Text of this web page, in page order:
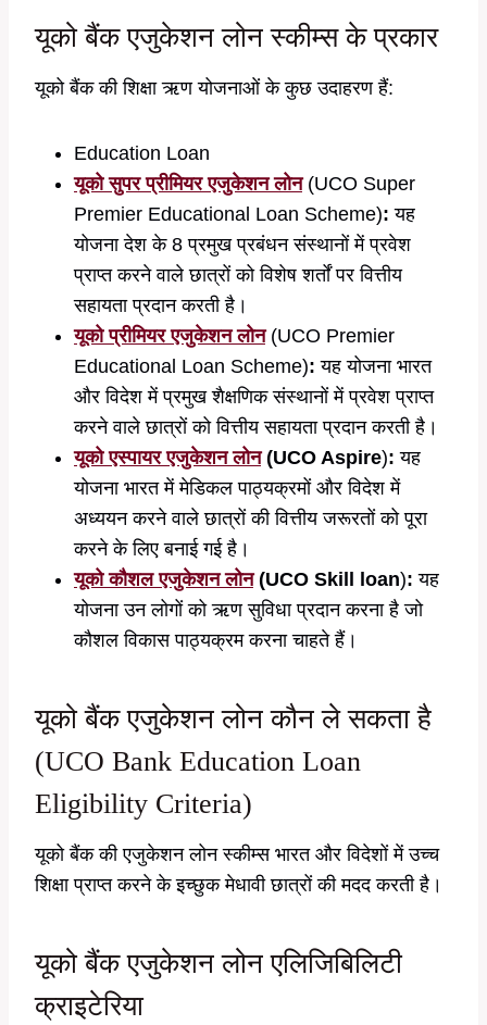
यूको बैंक एजुकेशन लोन स्कीम्स के प्रकार
यूको बैंक की शिक्षा ऋण योजनाओं के कुछ उदाहरण हैं:
Education Loan
यूको सुपर प्रीमियर एजुकेशन लोन (UCO Super
Premier Educational Loan Scheme): यह
योजना देश के 8 प्रमुख प्रबंधन संस्थानों में प्रवेश
प्राप्त करने वाले छात्रों को विशेष शर्तों पर वित्तीय
सहायता प्रदान करती है।
यूको प्रीमियर एजुकेशन लोन (UCO Premier
Educational Loan Scheme): यह योजना भारत
और विदेश में प्रमुख शैक्षणिक संस्थानों में प्रवेश प्राप्त
करने वाले छात्रों को वित्तीय सहायता प्रदान करती है।
यूको एस्पायर एजुकेशन लोन(UCO Aspire): यह
योजना भारत में मेडिकल पाठ्यक्रमों और विदेश में
अध्ययन करने वाले छात्रों की वित्तीय जरूरतों को पूरा
करने के लिए बनाई गई है।
यूको कौशल एजुकेशन लोन (UCO Skill loan): यह
योजना उन लोगों को ऋण सुविधा प्रदान करना है जो
कौशल विकास पाठ्यक्रम करना चाहते हैं।
यूको बैंक एजुकेशन लोन कौन ले सकता है
(UCO Bank Education Loan
Eligibility Criteria)
यूको बैंक की एजुकेशन लोन स्कीम्स भारत और विदेशों में उच्च
शिक्षा प्राप्त करने के इच्छुक मेधावी छात्रों की मदद करती है।
यूको बैंक एजुकेशन लोन एलिजिबिलिटी
क्राइटेरिया